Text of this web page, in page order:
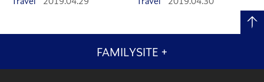
FAMILYSITE +